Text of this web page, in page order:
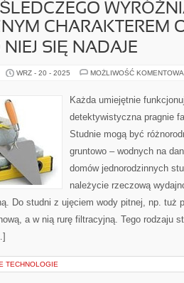
ŚLEDCZEGO
CHARAKTEREM
SIĘ NADAJE
WRZ - 20 - 2025 MOŻLIWOŚĆ
Każda umiejętnie
detektywistyczna pragnie
Studnie mogą być
gruntowo – wodnych na
domów jednorodzinnych
należycie rzeczową
Do studni z ujęciem wody pitnej, np. tuż
a w nią rurę filtracyjną. Tego rodzaju
TECHNOLOGIE